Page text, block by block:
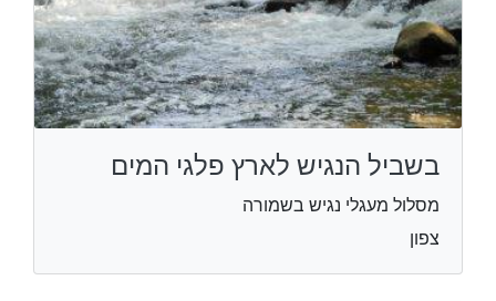
בשביל הנגיש לארץ פלגי המים
מסלול מעגלי נגיש בשמורה
צפון